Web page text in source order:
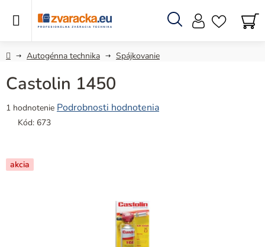
Hľadať
DomovAutogénna technika Spájkovanie
Castolin 1450
Priemerné
hodnotenie
5,0
z
1 hodnotenie Podrobnosti hodnotenia
Kód: 673
akcia